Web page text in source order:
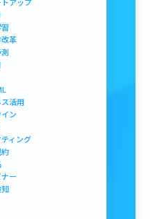
アップ
革
活用
ン
ィング
ー